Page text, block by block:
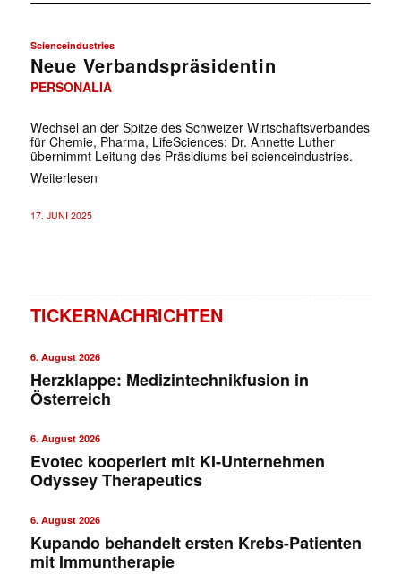
Scienceindustries
Neue Verbandspräsidentin
PERSONALIA
Wechsel an der Spitze des Schweizer Wirtschaftsverbandes
für Chemie, Pharma, LifeSciences: Dr. Annette Luther
übernimmt Leitung des Präsidiums bei scienceindustries.
Weiterlesen
17. JUNI 2025
TICKERNACHRICHTEN
6. August 2026
Herzklappe: Medizintechnikfusion in
Österreich
6. August 2026
Evotec kooperiert mit KI-Unternehmen
Odyssey Therapeutics
6. August 2026
Kupando behandelt ersten Krebs-Patienten
mit Immuntherapie